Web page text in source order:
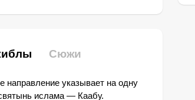
Сюжи
направление указывает на одну
ислама — Каабу.